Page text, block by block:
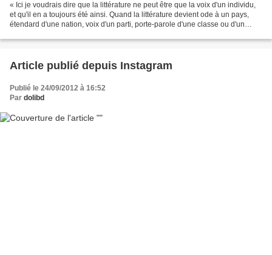
« Ici je voudrais dire que la littérature ne peut être que la voix d'un individu,
et qu'il en a toujours été ainsi. Quand la littérature devient ode à un pays,
étendard d'une nation, voix d'un parti, porte-parole d'une classe ou d'un
Article publié depuis Instagram
Publié le 24/09/2012 à 16:52
Par dolibd